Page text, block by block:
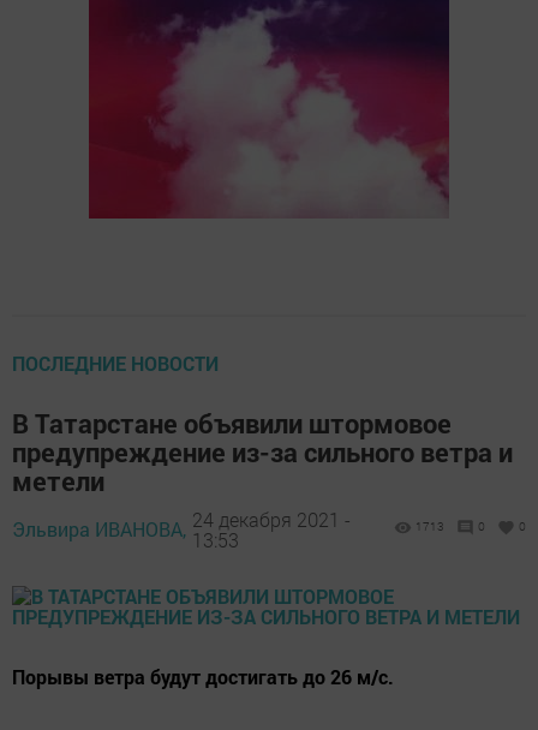
ПОСЛЕДНИЕ НОВОСТИ
В Татарстане объявили штормовое
предупреждение из-за сильного ветра и
метели
Эльвира ИВАНОВА, 24 декабря 2021 -
13:53
1713 0 0
Порывы ветра будут достигать до 26 м/с.